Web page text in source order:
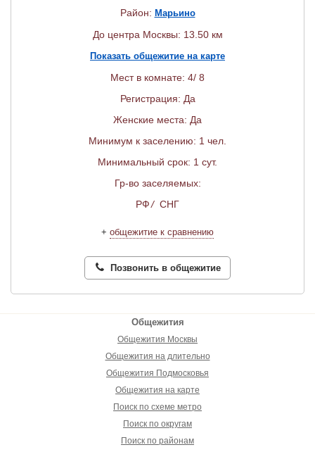
Район: Марьино
До центра Москвы: 13.50 км
Показать общежитие на карте
Мест в комнате: 4/ 8
Регистрация: Да
Женские места: Да
Минимум к заселению: 1 чел.
Минимальный срок: 1 сут.
Гр-во заселяемых:
РФ/ СНГ
+ общежитие к сравнению
Позвонить в общежитие
Общежития
Общежития Москвы
Общежития на длительно
Общежития Подмосковья
Общежития на карте
Поиск по схеме метро
Поиск по округам
Поиск по районам